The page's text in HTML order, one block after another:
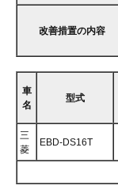
改善措置の内容
車
名
型式
三
菱
EBD-DS16T